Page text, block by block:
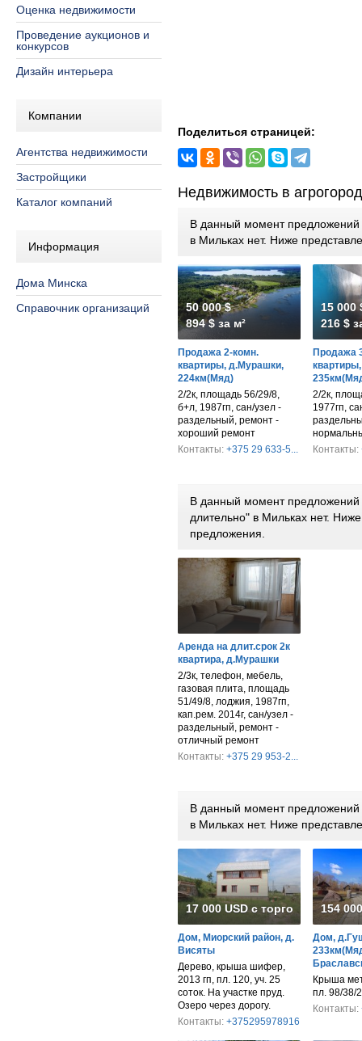
Оценка недвижимости
Проведение аукционов и
конкурсов
Дизайн интерьера
Компании
Агентства недвижимости
Застройщики
Каталог компаний
Информация
Дома Минска
Справочник организаций
Поделиться страницей:
Недвижимость в
В данный момент предложений
в Мильках нет. Ниже
50 000 $
894 $ за м²
Продажа 2-комн.
квартиры, д.Мурашки,
224км(Мяд)
2/2к, площадь 56/29/8,
б+л, 1987гп, сан/узел -
раздельный, ремонт -
хороший ремонт
Контакты: +375 29 633-5...
15 000
216 $
Продажа
квартиры,
2/2к,
1977гп,
Контакты:
В данный момент предложений
длительно" в Мильках нет.
предложения.
Аренда на длит.срок 2к
квартира, д.Мурашки
2/3к, телефон, мебель,
газовая плита, площадь
51/49/8, лоджия, 1987гп,
кап.рем. 2014г, сан/узел -
раздельный, ремонт -
отличный ремонт
Контакты: +375 29 953-2...
В данный момент предложений
в Мильках нет. Ниже
17 000 USD с торгом
Дом, Миорский район, д.
Висяты
Дерево, крыша шифер,
2013 гп, пл. 120, уч. 25
соток. На участке пруд.
Озеро через дорогу.
Контакты: +375295978916
154
Дом,
Крыша
пл. 98/38/
Контакты: